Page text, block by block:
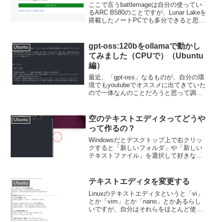
ここで言うbattlemageは自分の使ってい
るARC B580のことですが、Lunar Lakeを
搭載したノートPCでも多分できると思い
pytorchのビルドがで...
Ubuntu
gpt-oss:120bをollamaで動かし
てみました（CPUで）（Ubuntu
編）
最近、「gpt-oss」なるものが、自分の環
境でもyoutubeでオススメに出てきていた
ので一体なんのことだろうと思って調べ
も動かせるのかと思ったのです...
Ubuntu
空のテキストエディタってどうや
って作るの？
Windowsだとデスクトップ上で右クリッ
クすると「新しいフォルダ」や「新しい
テキストファイル」を選択して好きな時
ォルダ」は作れても「新しいテキストフ
ァイル」は選...
Ubuntu テキストエディタを変更する
Linuxのテキストエディタというと「vi」
とか「vim」とか「nano」とかあるらし
いですが、自分はそれらをほとんど使う